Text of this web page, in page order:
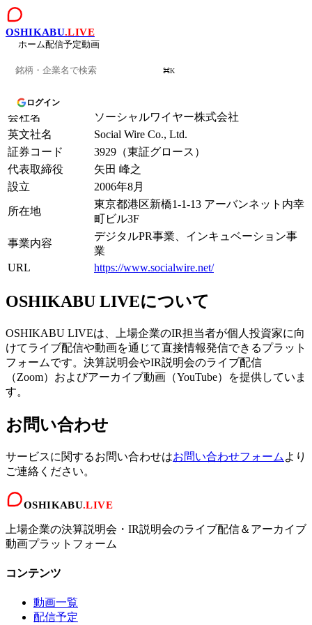
OSHIKABU.LIVE
ホーム配信予定動画
⌘K
ログイン
運営会社
会社名
ソーシャルワイヤー株式会社
英文社名
Social Wire Co., Ltd.
証券コード
3929（東証グロース）
代表取締役
矢田 峰之
設立
2006年8月
所在地
東京都港区新橋1-1-13 アーバンネット内幸
町ビル3F
事業内容
デジタルPR事業、インキュベーション事
業
URL
https://www.socialwire.net/
OSHIKABU LIVEについて
OSHIKABU LIVEは、上場企業のIR担当者が個人投資家に向
けてライブ配信や動画を通じて直接情報発信できるプラット
フォームです。決算説明会やIR説明会のライブ配信
（Zoom）およびアーカイブ動画（YouTube）を提供していま
す。
お問い合わせ
サービスに関するお問い合わせはお問い合わせフォーム より
ご連絡ください。
OSHIKABU.LIVE
上場企業の決算説明会・IR説明会のライブ配信＆アーカイブ
動画プラットフォーム
コンテンツ
動画一覧
配信予定